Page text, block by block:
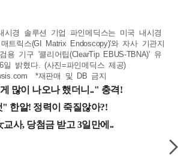
시경 솔루션 기업 파인메딕스는 미국 내시경
트릭스(GI Matrix Endoscopy)'와 자사 기관지
용 기구 '클리어팁(ClearTip EBUS-TBNA)' 유
밝혔다. (사진=파인메딕스 제공)
*재판매 및 DB 금지